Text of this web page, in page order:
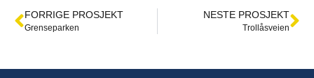
FORRIGE PROSJEKT
Grenseparken
NESTE PROSJEKT
Trollåsveien